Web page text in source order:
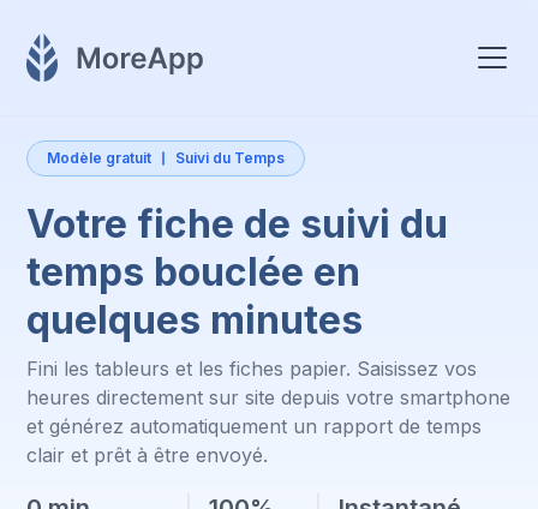
Modèle gratuit Suivi du Temps
Votre fiche de suivi du
temps bouclée en
quelques minutes
Fini les tableurs et les fiches papier. Saisissez vos
heures directement sur site depuis votre smartphone
et générez automatiquement un rapport de temps
clair et prêt à être envoyé.